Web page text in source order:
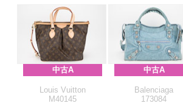
中古A
Louis Vuitton
M40145
中古A
Balenciaga
173084